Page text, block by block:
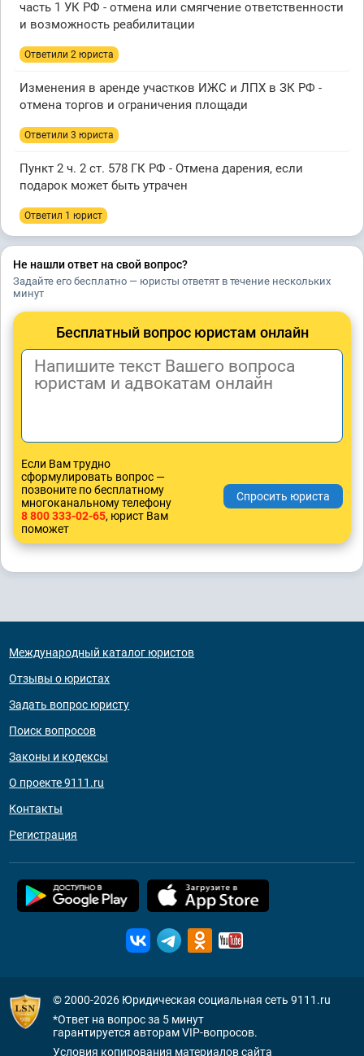
часть 1 УК РФ - отмена или смягчение ответственности
и возможность реабилитации
Ответили 2 юристa
Изменения в аренде участков ИЖС и ЛПХ в ЗК РФ -
отмена торгов и ограничения площади
Ответили 3 юристa
Пункт 2 ч. 2 ст. 578 ГК РФ - Отмена дарения, если
подарок может быть утрачен
Ответил 1 юрист
Не нашли ответ на свой вопрос?
Задайте его бесплатно — юристы ответят в течение нескольких
минут
Бесплатный вопрос юристам онлайн
Если Вам трудно
сформулировать вопрос —
позвоните по бесплатному
многоканальному телефону
8 800 333-02-65, юрист Вам
поможет
Международный каталог юристов
Отзывы о юристах
Задать вопрос юристу
Поиск вопросов
Законы и кодексы
О проекте 9111.ru
Контакты
Регистрация
© 2000-2026 Юридическая социальная сеть 9111.ru
*Ответ на вопрос за 5 минут
гарантируется авторам VIP-вопросов.
Условия копирования материалов сайта